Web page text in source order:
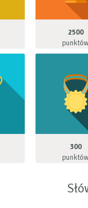
2500
punktów
300
punktów